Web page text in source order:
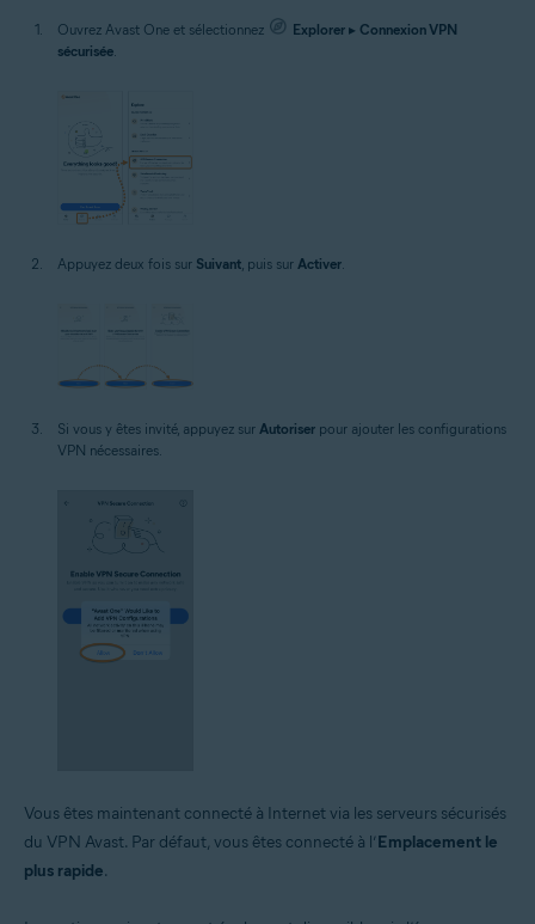
Ouvrez Avast One et sélectionnez Explorer ▸ Connexion VPN
sécurisée.
Appuyez deux fois sur Suivant, puis sur Activer.
Si vous y êtes invité, appuyez sur Autoriser pour ajouter les configurations
VPN nécessaires.
Vous êtes maintenant connecté à Internet via les serveurs sécurisés
du VPN Avast. Par défaut, vous êtes connecté à l’Emplacement le
plus rapide.